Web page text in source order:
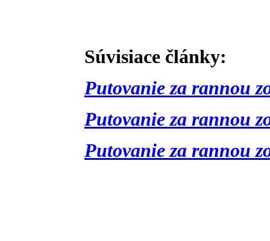
Súvisiace články:
Putovanie za rannou
Putovanie za rannou
Putovanie za rannou